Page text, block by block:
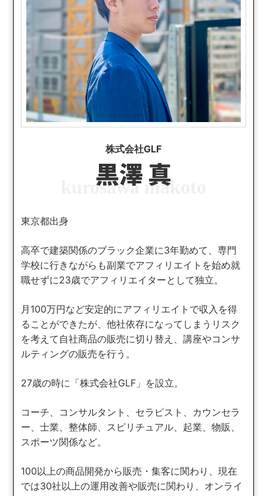
株式会社GLF
黒澤 真
kurosawa makoto
東京都出身
高卒で建築関係のブラック企業に3年勤めて、専門
学校に行きながらも副業でアフィリエイトを始め就
職せずに23歳でアフィリエイターとして独立。
月100万円など安定的にアフィリエイトで収入を得
ることができたが、他社依存になってしまうリスク
を考えて自社商品の販売に切り替え、講座やコンサ
ルティングの販売を行う。
27歳の時に「株式会社GLF」を設立。
コーチ、コンサルタント、セラピスト、カウンセラ
ー、士業、整体師、スピリチュアル、起業、物販、
スポーツ関係など。
100以上の商品開発から販売・集客に関わり、現在
では30社以上の運用改善や販売に関わり、オンライ